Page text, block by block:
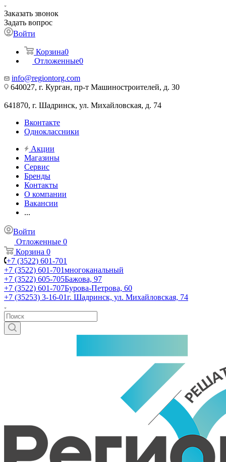
Заказать звонок
Задать вопрос
Войти
Корзина0
Отложенные0
info@regiontorg.com
640027, г. Курган, пр-т Машиностроителей, д. 30
641870, г. Шадринск, ул. Михайловская, д. 74
Вконтакте
Одноклассники
Акции
Магазины
Сервис
Бренды
Контакты
О компании
Вакансии
...
Войти
Отложенные 0
Корзина 0
+7 (3522) 601-701
+7 (3522) 601-701многоканальный
+7 (3522) 605-705Бажова, 97
+7 (3522) 601-707Бурова-Петрова, 60
+7 (35253) 3-16-01г. Шадринск, ул. Михайловская, 74